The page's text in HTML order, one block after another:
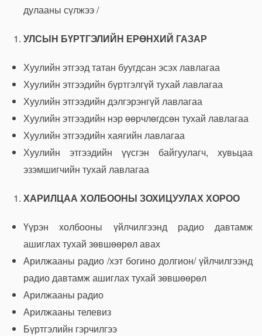
дулааны сүлжээ /
УЛСЫН БҮРТГЭЛИЙН ЕРӨНХИЙ ГАЗАР
Хуулийн этгээд татан буугдсан эсэх лавлагаа
Хуулийн этгээдийн бүртгэлгүй тухай лавлагаа
Хуулийн этгээдийн дэлгэрэнгүй лавлагаа
Хуулийн этгээдийн нэр өөрчлөгдсөн тухай лавлагаа
Хуулийн этгээдийн хаягийн лавлагаа
Хуулийн этгээдийн үүсгэн байгуулагч, хувьцаа
эзэмшигчийн тухай лавлагаа
ХАРИЛЦАА ХОЛБООНЫ ЗОХИЦУУЛАХ ХОРОО
Үүрэн холбооны үйлчилгээнд радио давтамж
ашиглах тухай зөвшөөрөл авах
Арилжааны радио /хэт богино долгион/ үйлчилгээнд
радио давтамж ашиглах тухай зөвшөөрөл
Арилжааны радио
Арилжааны телевиз
Бүртгэлийн гэрчилгээ